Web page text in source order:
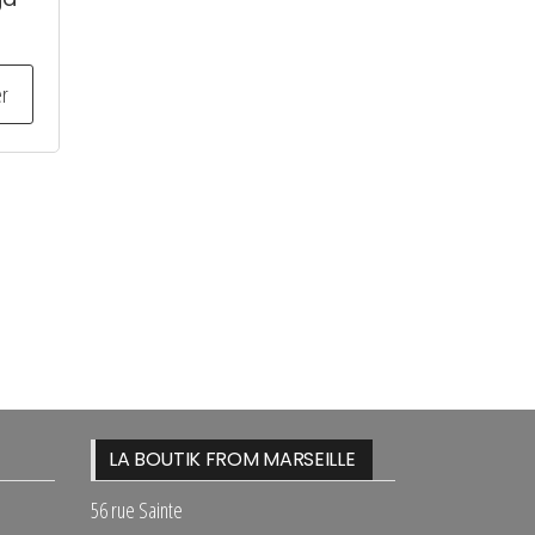
LA BOUTIK FROM MARSEILLE
56 rue Sainte